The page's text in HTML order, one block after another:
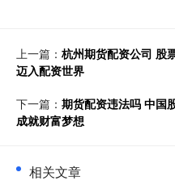
上一篇： 杭州期货配资公司 股
迈入配资世界
下一篇： 期货配资违法吗 中国
成就财富梦想
相关文章